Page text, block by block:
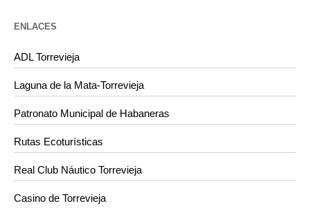
ENLACES
ADL Torrevieja
Laguna de la Mata-Torrevieja
Patronato Municipal de Habaneras
Rutas Ecoturísticas
Real Club Náutico Torrevieja
Casino de Torrevieja